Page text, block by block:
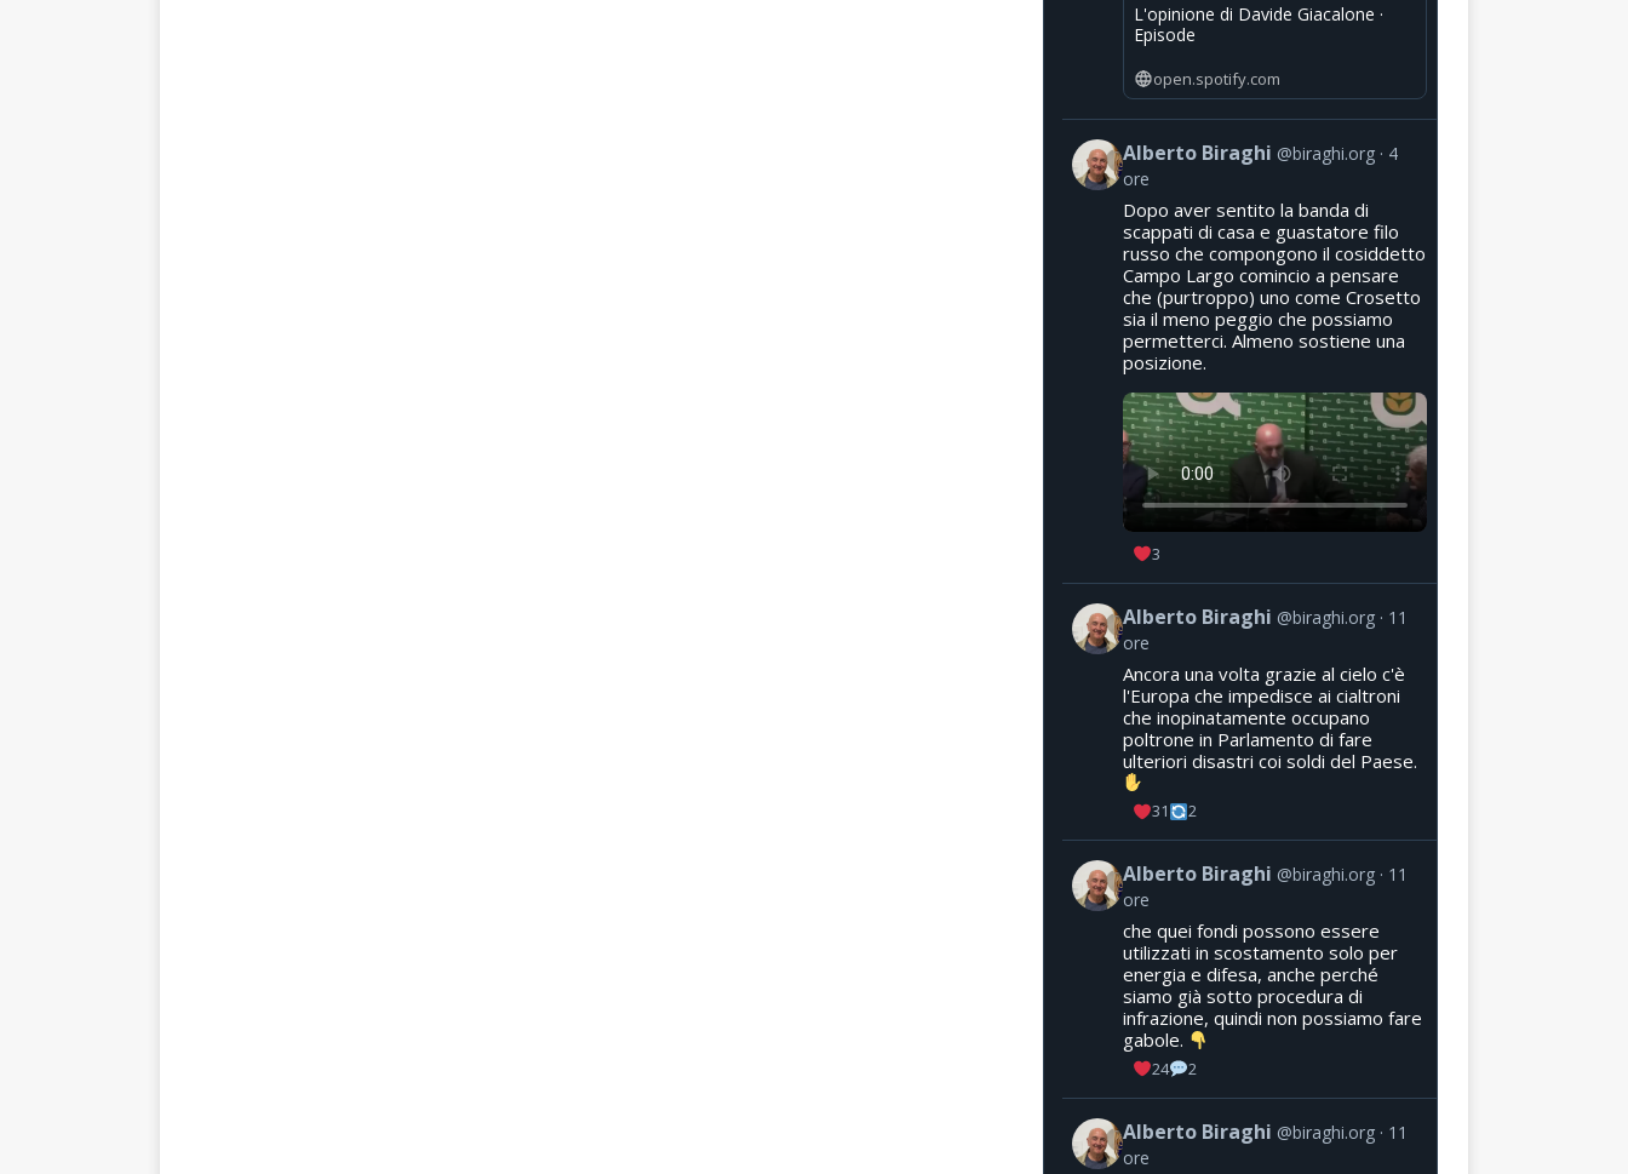
L'opinione di Davide Giacalone ·
Episode
open.spotify.com
Alberto Biraghi @biraghi.org
4
ore
Dopo aver sentito la banda di
scappati di casa e guastatore filo
russo che compongono il cosiddetto
Campo Largo comincio a pensare
che (purtroppo) uno come Crosetto
sia il meno peggio che possiamo
permetterci. Almeno sostiene una
posizione.
3
Alberto Biraghi @biraghi.org
11
ore
Ancora una volta grazie al cielo c'è
l'Europa che impedisce ai cialtroni
che inopinatamente occupano
poltrone in Parlamento di fare
ulteriori disastri coi soldi del Paese.
31 2
Alberto Biraghi @biraghi.org
11
ore
che quei fondi possono essere
utilizzati in scostamento solo per
energia e difesa, anche perché
siamo già sotto procedura di
infrazione, quindi non possiamo fare
gabole.
24 2
Alberto Biraghi @biraghi.org
11
ore